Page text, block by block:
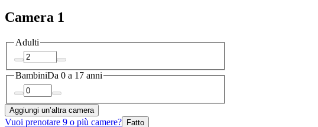
Camera 1
Adulti
BambiniDa 0 a 17 anni
Aggiungi un’altra camera
Vuoi prenotare 9 o più camere? Fatto